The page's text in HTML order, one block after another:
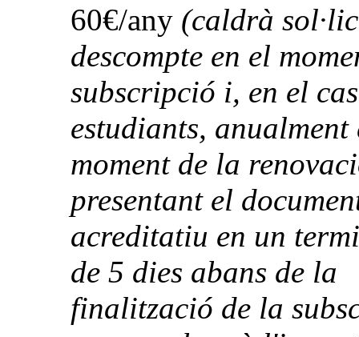
60€/any (caldrà
descompte en el
subscripció i, en el
estudiants, anualment
moment de la
presentant el
acreditatiu en un
de 5 dies abans de la
finalització de la